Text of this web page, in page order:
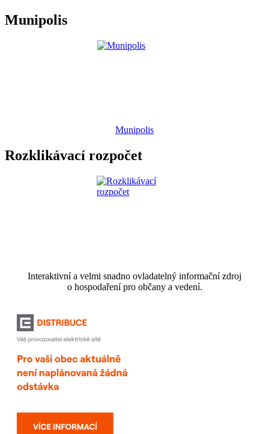
Munipolis
Munipolis
Rozklikávací rozpočet
Interaktivní a velmi snadno ovladatelný informační zdroj
o hospodaření pro občany a vedení.